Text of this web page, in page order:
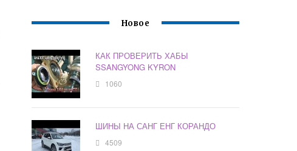
Новое
КАК ПРОВЕРИТЬ ХАБЫ
SSANGYONG KYRON
1060
ШИНЫ НА САНГ ЕНГ КОРАНДО
4509